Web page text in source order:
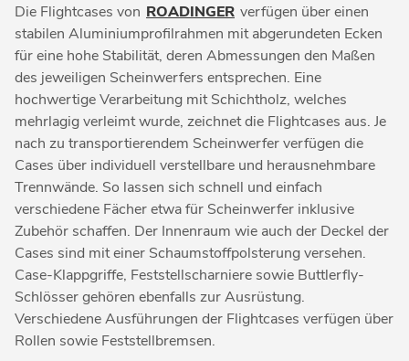
Die Flightcases von ROADINGER verfügen über einen
stabilen Aluminiumprofilrahmen mit abgerundeten Ecken
für eine hohe Stabilität, deren Abmessungen den Maßen
des jeweiligen Scheinwerfers entsprechen. Eine
hochwertige Verarbeitung mit Schichtholz, welches
mehrlagig verleimt wurde, zeichnet die Flightcases aus. Je
nach zu transportierendem Scheinwerfer verfügen die
Cases über individuell verstellbare und herausnehmbare
Trennwände. So lassen sich schnell und einfach
verschiedene Fächer etwa für Scheinwerfer inklusive
Zubehör schaffen. Der Innenraum wie auch der Deckel der
Cases sind mit einer Schaumstoffpolsterung versehen.
Case-Klappgriffe, Feststellscharniere sowie Buttlerfly-
Schlösser gehören ebenfalls zur Ausrüstung.
Verschiedene Ausführungen der Flightcases verfügen über
Rollen sowie Feststellbremsen.